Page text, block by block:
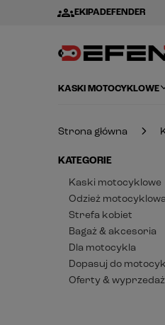
groupsEKIPADEFENDER
KASKI MOTOCYKLOWE
Strona główna
KATEGORIE
Kaski motocyklowe
Odzież motocyklowa
Strefa kobiet
Bagaż & akcesoria
Dla motocykla
Dopasuj do
Oferty &